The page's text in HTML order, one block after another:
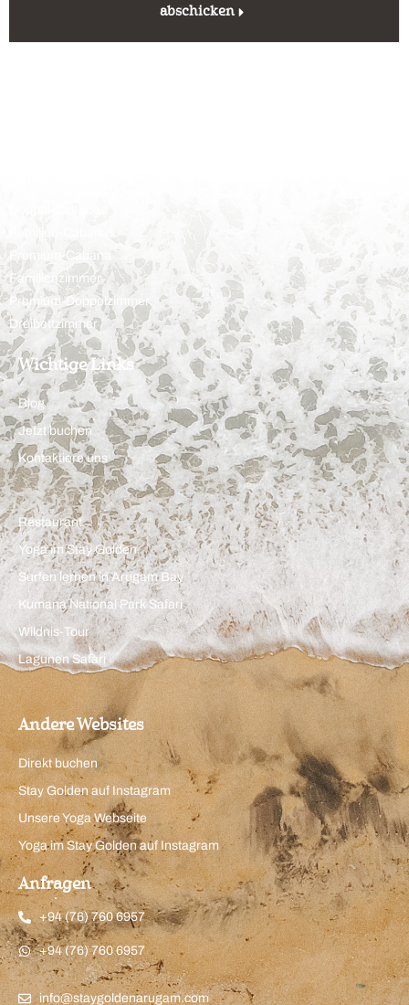
abschicken
Premium-Cabana
Familienzimmer
Premium-Doppelzimmer
Dreibettzimmer
Wichtige Links
Blog
Jetzt buchen
Kontaktiere uns
Restaurant
Yoga im Stay Golden
Surfen lernen in Arugam Bay
Kumana National Park Safari
Wildnis-Tour
Lagunen Safari
Andere Websites
Direkt buchen
Stay Golden auf Instagram
Unsere Yoga Webseite
Yoga im Stay Golden auf Instagram
Anfragen
+94 (76) 760 6957
+94 (76) 760 6957
info@staygoldenarugam.com